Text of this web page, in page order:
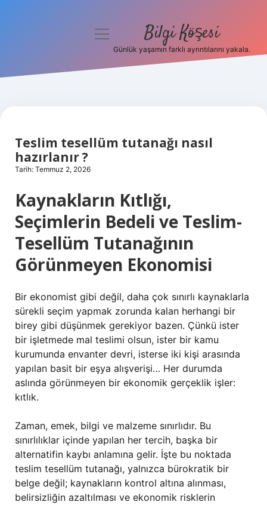
Hakkımızda
menüyü
Bilgi Köşesi
Günlük yaşamın farklı ayrıntılarını yakala.
Teslim tesellüm tutanağı nasıl
hazırlanır ?
Tarih: Temmuz 2, 2026
Kaynakların Kıtlığı,
Seçimlerin Bedeli ve Teslim-
Tesellüm Tutanağının
Görünmeyen Ekonomisi
Bir ekonomist gibi değil, daha çok sınırlı kaynaklarla
sürekli seçim yapmak zorunda kalan herhangi bir
birey gibi düşünmek gerekiyor bazen. Çünkü ister
bir işletmede mal teslimi olsun, ister bir kamu
kurumunda envanter devri, isterse iki kişi arasında
yapılan basit bir eşya alışverişi… Her durumda
aslında görünmeyen bir ekonomik gerçeklik işler:
kıtlık.
Zaman, emek, bilgi ve malzeme sınırlıdır. Bu
sınırlılıklar içinde yapılan her tercih, başka bir
alternatifin kaybı anlamına gelir. İşte bu noktada
teslim tesellüm tutanağı, yalnızca bürokratik bir
belge değil; kaynakların kontrol altına alınması,
belirsizliğin azaltılması ve ekonomik risklerin